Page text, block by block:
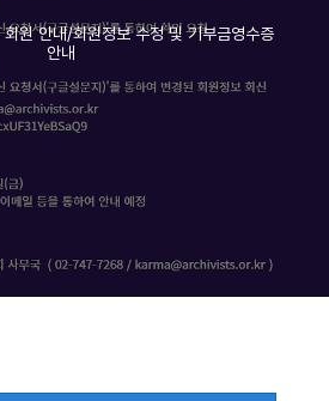
회원 안내/회원정보 수정 및 기부금영수증
안내